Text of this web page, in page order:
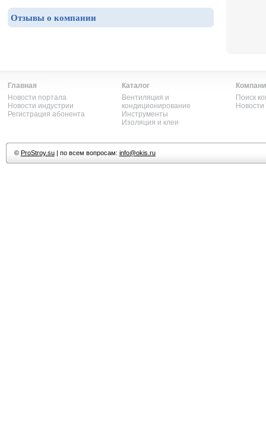
Отзывы о компании
Главная
Новости портала
Новости индустрии
Регистрация абонента
Каталог
Вентиляция и
кондиционирование
Инструменты
Изоляция и клеи
Поиск
© ProStroy.su| по всем вопросам: info@okis.ru